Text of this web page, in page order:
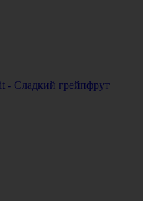
- Сладкий грейпфрут